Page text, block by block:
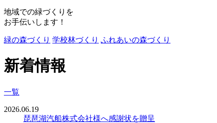
地域での緑づくりを
お手伝いします！
緑の森づくり 学校林づくり ふれあいの森づくり
新着情報
一覧
2026.06.19
琵琶湖汽船株式会社様へ感謝状を贈呈